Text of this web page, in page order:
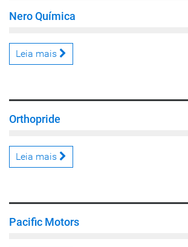
Nero Química
Leia mais
Orthopride
Leia mais
Pacific Motors